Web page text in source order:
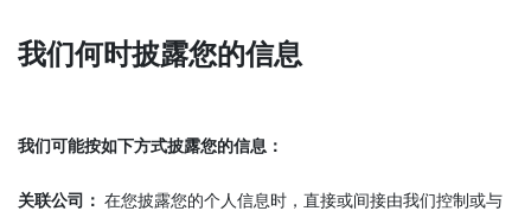
我们何时披露您的信息
我们可能按如下方式披露您的信息：
关联公司： 在您披露您的个人信息时，直接或间接由我们控制或与